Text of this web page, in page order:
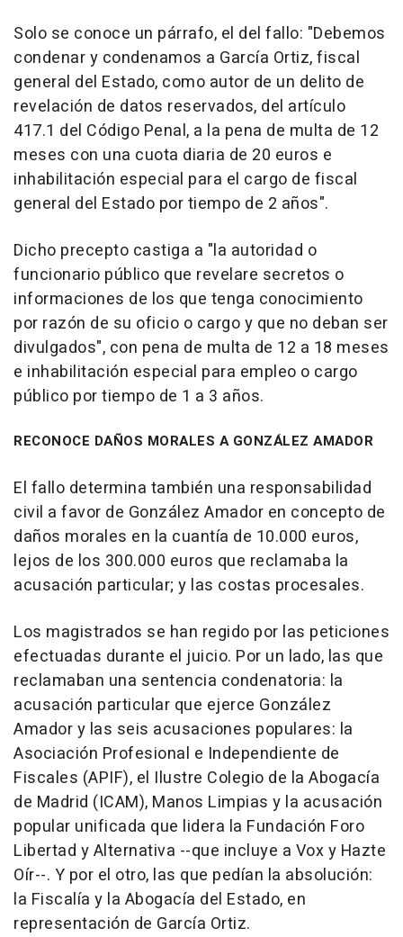
Solo se conoce un párrafo, el del fallo: "Debemos
condenar y condenamos a García Ortiz, fiscal
general del Estado, como autor de un delito de
revelación de datos reservados, del artículo
417.1 del Código Penal, a la pena de multa de 12
meses con una cuota diaria de 20 euros e
inhabilitación especial para el cargo de fiscal
general del Estado por tiempo de 2 años".
Dicho precepto castiga a "la autoridad o
funcionario público que revelare secretos o
informaciones de los que tenga conocimiento
por razón de su oficio o cargo y que no deban ser
divulgados", con pena de multa de 12 a 18 meses
e inhabilitación especial para empleo o cargo
público por tiempo de 1 a 3 años.
RECONOCE DAÑOS MORALES A GONZÁLEZ AMADOR
El fallo determina también una responsabilidad
civil a favor de González Amador en concepto de
daños morales en la cuantía de 10.000 euros,
lejos de los 300.000 euros que reclamaba la
acusación particular; y las costas procesales.
Los magistrados se han regido por las peticiones
efectuadas durante el juicio. Por un lado, las que
reclamaban una sentencia condenatoria: la
acusación particular que ejerce González
Amador y las seis acusaciones populares: la
Asociación Profesional e Independiente de
Fiscales (APIF), el Ilustre Colegio de la Abogacía
de Madrid (ICAM), Manos Limpias y la acusación
popular unificada que lidera la Fundación Foro
Libertad y Alternativa --que incluye a Vox y Hazte
Oír--. Y por el otro, las que pedían la absolución:
la Fiscalía y la Abogacía del Estado, en
representación de García Ortiz.